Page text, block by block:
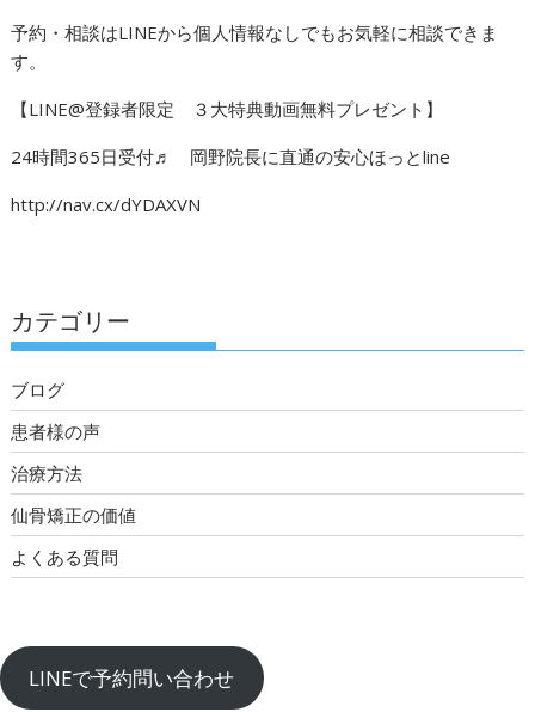
予約・相談はLINEから個人情報なしでもお気軽に相談できま
す。
【LINE@登録者限定 ３大特典動画無料プレゼント】
24時間365日受付♬ 岡野院長に直通の安心ほっとline
http://nav.cx/dYDAXVN
カテゴリー
ブログ
患者様の声
治療方法
仙骨矯正の価値
よくある質問
LINEで予約問い合わせ